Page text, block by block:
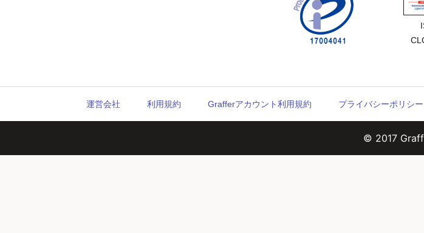
運営会社 利用規約 Grafferアカウント利用規約 プライバシーポリシー
© 2017